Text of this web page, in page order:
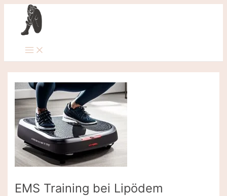
springen
Main
Menu
EMS Training bei Lipödem